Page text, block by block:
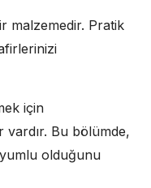
malzemedir. Pratik
için
vardır. Bu bölümde,
olduğunu